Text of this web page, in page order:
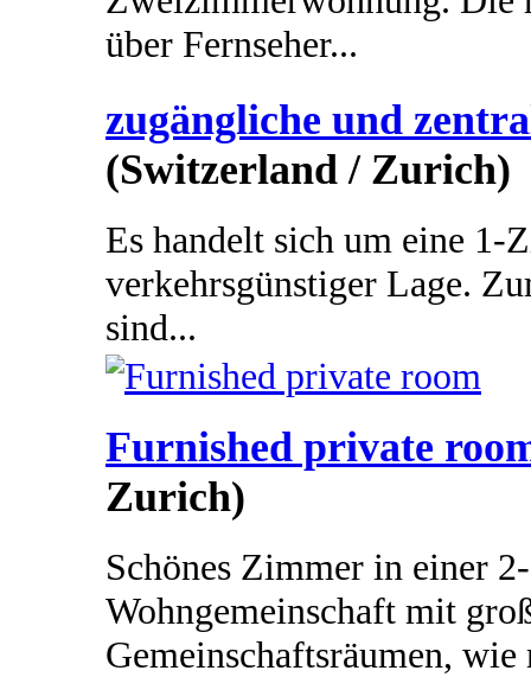
über Fernseher...
zugängliche und
(Switzerland / Zurich)
Es handelt sich um eine 1-
verkehrsgünstiger Lage.
sind...
Furnished private
Zurich)
Schönes Zimmer in einer
Wohngemeinschaft mit
Gemeinschaftsräumen, wie